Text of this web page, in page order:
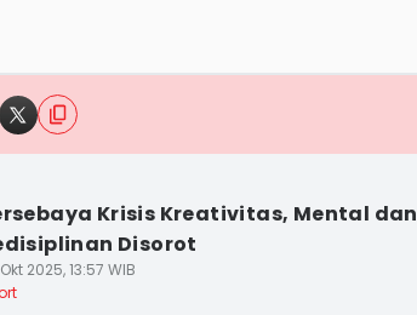
Krisis Kreativitas, Mental dan
Disorot
2025, 13:57 WIB